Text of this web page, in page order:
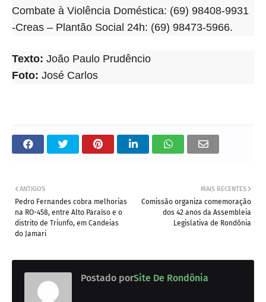
Combate à Violência Doméstica: (69) 98408-9931
-Creas – Plantão Social 24h: (69) 98473-5966.
Texto: João Paulo Prudêncio
Foto: José Carlos
MAIS RECENTES
Comissão organiza comemoração
dos 42 anos da Assembleia
Legislativa de Rondônia
ANTIGOS
Pedro Fernandes cobra melhorias
na RO-458, entre Alto Paraíso e o
distrito de Triunfo, em Candeias
do Jamari
Postado porSite De Rondônia